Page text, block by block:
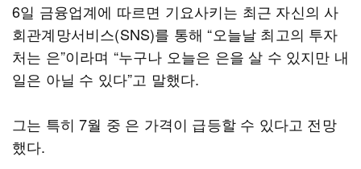
6일 금융업계에 따르면 기요사키는 최근 자신의 사
회관계망서비스(SNS)를 통해 “오늘날 최고의 투자
처는 은”이라며 “누구나 오늘은 은을 살 수 있지만 내
일은 아닐 수 있다”고 말했다.
그는 특히 7월 중 은 가격이 급등할 수 있다고 전망
했다.